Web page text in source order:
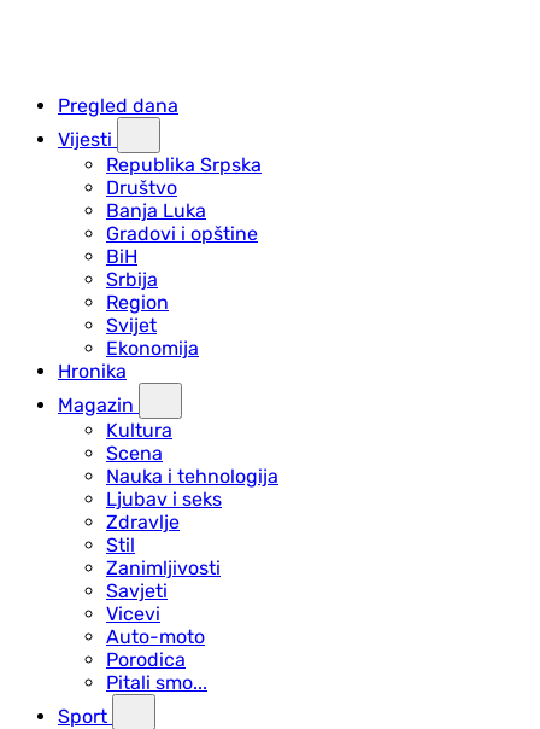
Pregled dana
Vijesti
Republika Srpska
Društvo
Banja Luka
Gradovi i opštine
BiH
Srbija
Region
Svijet
Ekonomija
Hronika
Magazin
Kultura
Scena
Nauka i tehnologija
Ljubav i seks
Zdravlje
Stil
Zanimljivosti
Savjeti
Vicevi
Auto-moto
Porodica
Pitali smo...
Sport